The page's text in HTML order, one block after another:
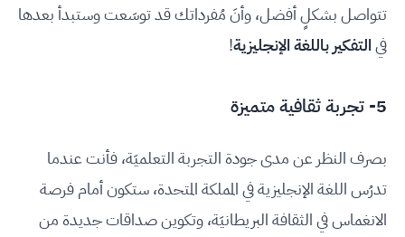
تتواصل بشكلٍ أفضل، وأنَ مُفرداتك قد توسَعت وستبدأ بعدها
فيالتفكير باللغة الإنجليزية!
5- تجربة ثقافية متميزة
بصرف النظر عن مدى جودة التجربة التعلميَة، فأنت عندما
تدرُس اللغة الإنجليزية في المملكة المتحدة، ستكون أمام فرصة
الانغماس في الثقافة البريطانيَة، وتكوين صداقات جديدة من